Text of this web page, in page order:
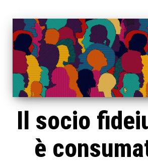
Il socio
è